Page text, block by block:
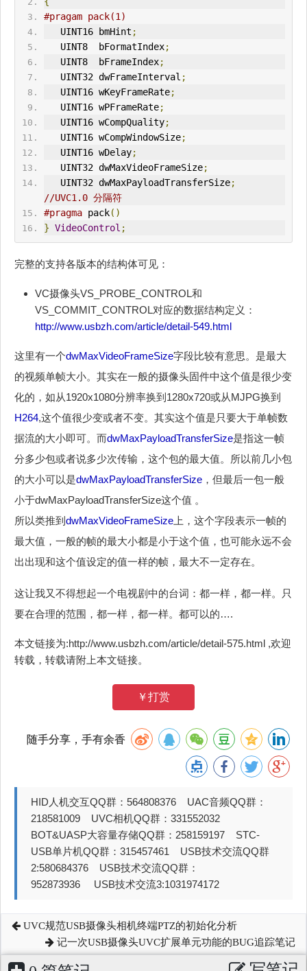
#pragam pack(1)
   UINT16 bmHint
;
   UINT8  bFormatIndex
;
   UINT8  bFrameIndex
;
   UINT32 dwFrameInterval
;
   UINT16 wKeyFrameRate
;
   UINT16 wPFrameRate
;
   UINT16 wCompQuality
;
   UINT16 wCompWindowSize
;
   UINT16 wDelay
;
   UINT32
dwMaxVideoFrameSize;
   UINT32
dwMaxPayloadTransferSize;
//UVC1.0 分隔符
#pragma pack()
} VideoControl ;
完整的支持各版本的结构体可见：
VC摄像头VS_PROBE_CONTROL和
VS_COMMIT_CONTROL对应的数据结构定义：
http://www.usbzh.com/article/detail-549.html
这里有一个dwMaxVideoFrameSize字段比较有意思。是最大
的视频单帧大小。其实在一般的摄像头固件中这个值是很少变
化的，如从1920x1080分辨率换到1280x720或从MJPG换到
H264,这个值很少变或者不变。其实这个值是只要大于单帧数
据流的大小即可。而dwMaxPayloadTransferSize是指这一帧
分多少包或者说多少次传输，这个包的最大值。所以前几小包
的大小可以是dwMaxPayloadTransferSize ，但最后一包一般
小于dwMaxPayloadTransferSize这个值 。
所以类推到 dwMaxVideoFrameSize 上，这个字段表示一帧的
最大值，一般的帧的最大小都是小于这个值，也可能永远不会
出出现和这个值设定的值一样的帧，最大不一定存在。
这让我又不得想起一个电视剧中的台词：都一样，都一样。只
要在合理的范围，都一样，都一样。都可以的….
本文链接为:http://www.usbzh.com/article/detail-575.html ,欢迎
转载，转载请附上本文链接。
￥打赏
随手分享，手有余香
HID人机交互QQ群：564808376 UAC音频QQ群：
218581009 UVC相机QQ群：331552032
BOT&UASP大容量存储QQ群：258159197 STC-
USB单片机QQ群：315457461 USB技术交流QQ群
2:580684376 USB技术交流QQ群：
952873936 USB技术交流3:1031974172
UVC规范USB摄像头相机终端PTZ的初始化分析
记一次USB摄像头UVC扩展单元功能的BUG追踪笔记